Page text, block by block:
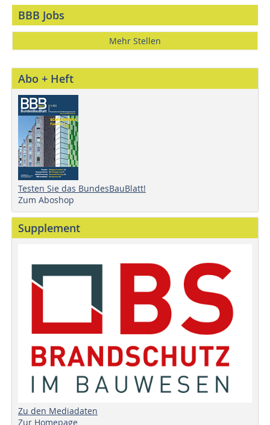
BBB Jobs
Mehr Stellen
Abo + Heft
Testen Sie das BundesBauBlatt!
Zum Aboshop
Supplement
Zu den Mediadaten
Zur Homepage